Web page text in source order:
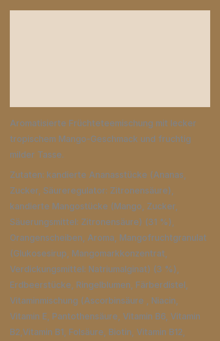
Aromatisierte Früchteteemischung mit lecker
tropischem Mango-Geschmack und fruchtig
milder Tasse.
Zutaten: kandierte Ananasstücke (Ananas,
Zucker, Säureregulator: Zitronensäure),
kandierte Mangostücke (Mango, Zucker,
Säuerungsmittel: Zitronensäure) (31 %),
Orangenscheiben, Aroma, Mangofruchtgranulat
(Glukosesirup, Mangomarkkonzentrat,
Verdickungsmittel: Natriumalginat) (3 %),
Erdbeerstücke, Ringelblumen, Färberdistel,
Vitaminmischung (Ascorbinsäure , Niacin,
Vitamin E, Pantothensäure, Vitamin B6, Vitamin
B2,Vitamin B1, Folsäure, Biotin, Vitamin B12,